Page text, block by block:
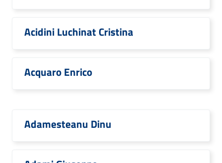
Acidini Luchinat Cristina
Acquaro Enrico
Adamesteanu Dinu